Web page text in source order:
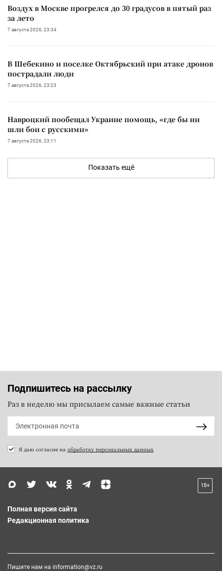
Воздух в Москве прогрелся до 30 градусов в пятый раз
за лето
7 августа 2026, 23:34
В Шебекино и поселке Октябрьский при атаке дронов
пострадали люди
7 августа 2026, 23:23
Навроцкий пообещал Украине помощь, «где бы ни
шли бои с русскими»
7 августа 2026, 23:11
Показать ещё
Подпишитесь на рассылку
Раз в неделю мы присылаем самые важные статьи
Я даю согласие на обработку персональных данных
18+
Полная версия сайта
Редакционная политика
Пишите нам на information@vz.ru